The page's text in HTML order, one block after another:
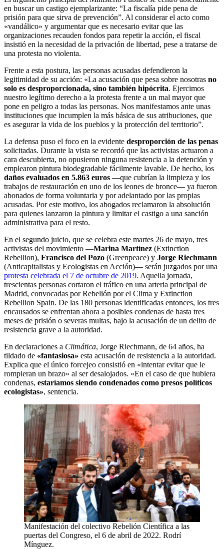
en buscar un castigo ejemplarizante: “La fiscalía pide pena de
prisión para que sirva de prevención”. Al considerar el acto como
«vandálico» y argumentar que es necesario evitar que las
organizaciones recauden fondos para repetir la acción, el fiscal
insistió en la necesidad de la privación de libertad, pese a tratarse de
una protesta no violenta.
Frente a esta postura, las personas acusadas defendieron la
legitimidad de su acción: «La acusación que pesa sobre nosotras no
solo es desproporcionada, sino también hipócrita. Ejercimos
nuestro legítimo derecho a la protesta frente a un mal mayor que
pone en peligro a todas las personas. Nos manifestamos ante unas
instituciones que incumplen la más básica de sus atribuciones, que
es asegurar la vida de los pueblos y la protección del territorio”.
La defensa puso el foco en la evidente desproporción de las penas
solicitadas. Durante la vista se recordó que las activistas actuaron a
cara descubierta, no opusieron ninguna resistencia a la detención y
emplearon pintura biodegradable fácilmente lavable. De hecho, los
daños evaluados en 5.863 euros —que cubrían la limpieza y los
trabajos de restauración en uno de los leones de bronce— ya fueron
abonados de forma voluntaria y por adelantado por las propias
acusadas. Por este motivo, los abogados reclamaron la absolución
para quienes lanzaron la pintura y limitar el castigo a una sanción
administrativa para el resto.
En el segundo juicio, que se celebra este martes 26 de mayo, tres
activistas del movimiento —Marina Martínez (Extinction
Rebellion), Francisco del Pozo (Greenpeace) y Jorge Riechmann
(Anticapitalistas y Ecologistas en Acción)— serán juzgados por una
protesta celebrada el 7 de octubre de 2019. Aquella jornada,
trescientas personas cortaron el tráfico en una arteria principal de
Madrid, convocadas por Rebelión por el Clima y Extinction
Rebellion Spain. De las 180 personas identificadas entonces, los tres
encausados se enfrentan ahora a posibles condenas de hasta tres
meses de prisión o severas multas, bajo la acusación de un delito de
resistencia grave a la autoridad.
En declaraciones a Climática, Jorge Riechmann, de 64 años, ha
tildado de «fantasiosa» esta acusación de resistencia a la autoridad.
Explica que el único forcejeo consistió en «intentar evitar que le
rompieran un brazo» al ser desalojados. «En el caso de que hubiera
condenas, estaríamos siendo condenados como presos políticos
ecologistas», sentencia.
Manifestación del colectivo Rebelión Científica a las
puertas del Congreso, el 6 de abril de 2022. Rodrí
Mínguez.